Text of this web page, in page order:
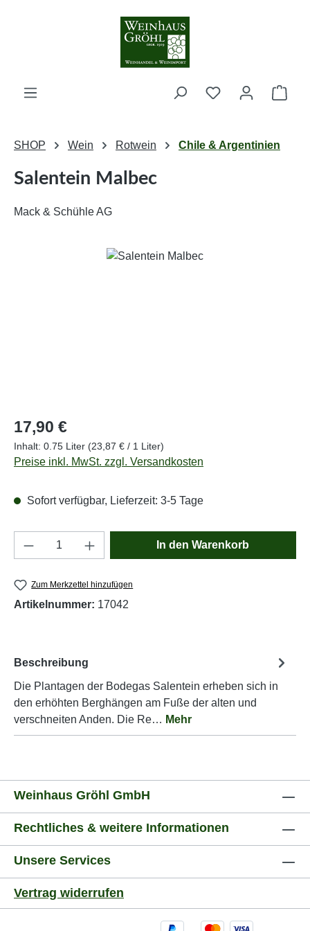
Zum Hauptinhalt springen
SHOP Wein Rotwein Chile & Argentinien
Salentein Malbec
Mack & Schühle AG
Bildergalerie überspringen
Regulärer Preis:
17,90 €
Inhalt: 0.75 Liter (23,87 € / 1 Liter)
Preise inkl. MwSt. zzgl. Versandkosten
Sofort verfügbar, Lieferzeit: 3-5 Tage
Produkt Anzahl: Gib den gewünschten
In den Warenkorb
Zum Merkzettel hinzufügen
Artikelnummer: 17042
Beschreibung
Die Plantagen der Bodegas Salentein erheben sich in
den erhöhten Berghängen am Fuße der alten und
verschneiten Anden. Die Re… Mehr
Weinhaus Gröhl GmbH
Rechtliches & weitere Informationen
Unsere Services
Vertrag widerrufen